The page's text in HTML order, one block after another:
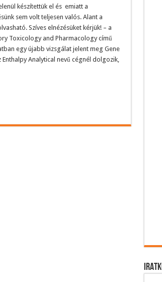
készítettük el és emiatt a
sem volt teljesen valós. Alant a
Szíves elnézésüket kérjük! – a
Toxicology and Pharmacology című
egy újabb vizsgálat jelent meg Gene
Analytical nevű cégnél dolgozik,